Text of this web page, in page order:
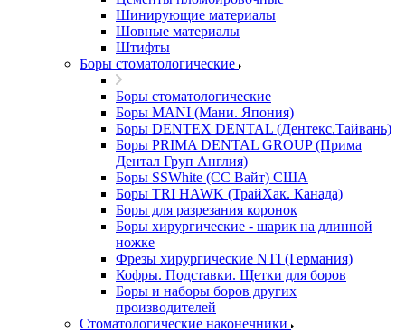
Шинирующие материалы
Шовные материалы
Штифты
Боры стоматологические
Боры стоматологические
Боры MANI (Мани. Япония)
Боры DENTEX DENTAL (Дентекс.Тайвань)
Боры PRIMA DENTAL GROUP (Прима
Дентал Груп Англия)
Боры SSWhite (СС Вайт) США
Боры TRI HAWK (ТрайХак. Канада)
Боры для разрезания коронок
Боры хирургические - шарик на длинной
ножке
Фрезы хирургические NTI (Германия)
Кофры. Подставки. Щетки для боров
Боры и наборы боров других
производителей
Стоматологические наконечники